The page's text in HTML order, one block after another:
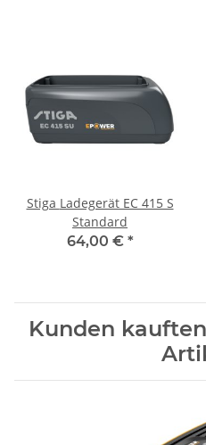
Stiga Ladegerät EC 415 S
Standard
64,00 € *
Kunden